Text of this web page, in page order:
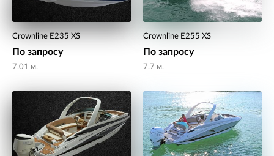
Crownline E235 XS
По запросу
7.01 м.
Crownline E255 XS
По запросу
7.7 м.